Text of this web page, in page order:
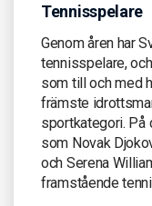
Tennisspelare
Genom åren har
tennisspelare,
som till och med
främste
sportkategori. På
som Novak
och Serena
framstående